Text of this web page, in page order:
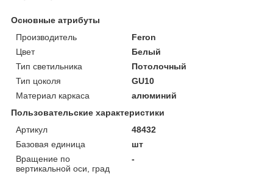
Основные атрибуты
Производитель
Feron
Цвет
Белый
Тип светильника
Потолочный
Тип цоколя
GU10
Материал каркаса
алюминий
Пользовательские характеристики
Артикул
48432
Базовая единица
шт
Вращение по
вертикальной оси, град
-